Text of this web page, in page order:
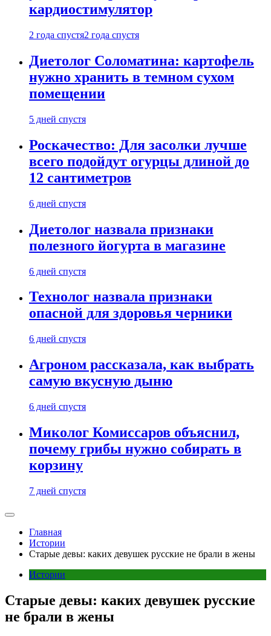
кардиостимулятор
2 года спустя2 года спустя
Диетолог Соломатина: картофель
нужно хранить в темном сухом
помещении
5 дней спустя
Роскачество: Для засолки лучше
всего подойдут огурцы длиной до
12 сантиметров
6 дней спустя
Диетолог назвала признаки
полезного йогурта в магазине
6 дней спустя
Технолог назвала признаки
опасной для здоровья черники
6 дней спустя
Агроном рассказала, как выбрать
самую вкусную дыню
6 дней спустя
Миколог Комиссаров объяснил,
почему грибы нужно собирать в
корзину
7 дней спустя
Главная
Истории
Старые девы: каких девушек русские не брали в жены
Истории
Старые девы: каких девушек русские
не брали в жены